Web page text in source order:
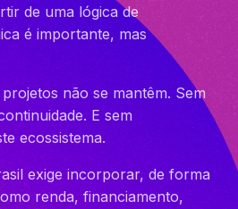
de uma lógica de
é importante, mas
não se mantêm. Sem
E sem
ecossistema.
exige incorporar, de forma
renda, financiamento,